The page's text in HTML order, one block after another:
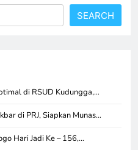
SEARCH
di RSUD Kudungga,…
di PRJ, Siapkan Munas…
Hari Jadi Ke – 156,…